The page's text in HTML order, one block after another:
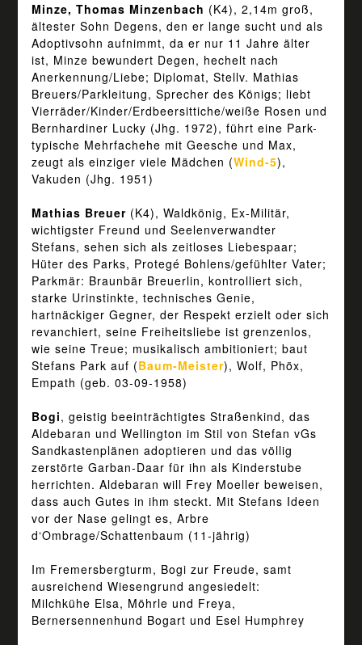
Minze, Thomas Minzenbach (K4), 2,14m groß,
ältester Sohn Degens, den er lange sucht und als
Adoptivsohn aufnimmt, da er nur 11 Jahre älter
ist, Minze bewundert Degen, hechelt nach
Anerkennung/Liebe; Diplomat, Stellv. Mathias
Breuers/Parkleitung, Sprecher des Königs; liebt
Vierräder/Kinder/Erdbeersittiche/weiße Rosen und
Bernhardiner Lucky (Jhg. 1972), führt eine Park-
typische Mehrfachehe mit Geesche und Max,
zeugt als einziger viele Mädchen (Wind-5),
Vakuden (Jhg. 1951)
Mathias Breuer(K4), Waldkönig, Ex-Militär,
wichtigster Freund und Seelenverwandter
Stefans, sehen sich als zeitloses Liebespaar;
Hüter des Parks, Protegé Bohlens/gefühlter Vater;
Parkmär: Braunbär Breuerlin, kontrolliert sich,
starke Urinstinkte, technisches Genie,
hartnäckiger Gegner, der Respekt erzielt oder sich
revanchiert, seine Freiheitsliebe ist grenzenlos,
wie seine Treue; musikalisch ambitioniert; baut
Stefans Park auf (Baum-Meister), Wolf, Phöx,
Empath (geb. 03-09-1958)
Bogi, geistig beeinträchtigtes Straßenkind, das
Aldebaran und Wellington im Stil von Stefan vGs
Sandkastenplänen adoptieren und das völlig
zerstörte Garban-Daar für ihn als Kinderstube
herrichten. Aldebaran will Frey Moeller beweisen,
dass auch Gutes in ihm steckt. Mit Stefans Ideen
vor der Nase gelingt es, Arbre
d‘Ombrage/Schattenbaum (11-jährig)
Im Fremersbergturm, Bogi zur Freude, samt
ausreichend Wiesengrund angesiedelt:
Milchkühe Elsa, Möhrle und Freya,
Bernersennenhund Bogart und Esel Humphrey